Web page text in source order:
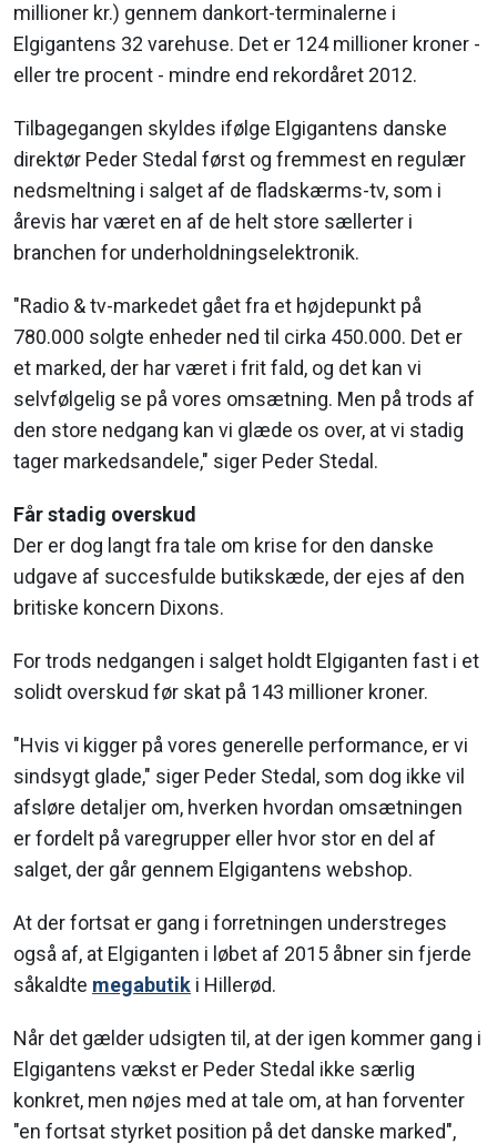
millioner kr.) gennem dankort-terminalerne i
Elgigantens 32 varehuse. Det er 124 millioner kroner -
eller tre procent - mindre end rekordåret 2012.
Tilbagegangen skyldes ifølge Elgigantens danske
direktør Peder Stedal først og fremmest en regulær
nedsmeltning i salget af de fladskærms-tv, som i
årevis har været en af de helt store sællerter i
branchen for underholdningselektronik.
"Radio & tv-markedet gået fra et højdepunkt på
780.000 solgte enheder ned til cirka 450.000. Det er
et marked, der har været i frit fald, og det kan vi
selvfølgelig se på vores omsætning. Men på trods af
den store nedgang kan vi glæde os over, at vi stadig
tager markedsandele," siger Peder Stedal.
Får stadig overskud
Der er dog langt fra tale om krise for den danske
udgave af succesfulde butikskæde, der ejes af den
britiske koncern Dixons.
For trods nedgangen i salget holdt Elgiganten fast i et
solidt overskud før skat på 143 millioner kroner.
"Hvis vi kigger på vores generelle performance, er vi
sindsygt glade," siger Peder Stedal, som dog ikke vil
afsløre detaljer om, hverken hvordan omsætningen
er fordelt på varegrupper eller hvor stor en del af
salget, der går gennem Elgigantens webshop.
At der fortsat er gang i forretningen understreges
også af, at Elgiganten i løbet af 2015 åbner sin fjerde
såkaldte megabutik i Hillerød.
Når det gælder udsigten til, at der igen kommer gang i
Elgigantens vækst er Peder Stedal ikke særlig
konkret, men nøjes med at tale om, at han forventer
"en fortsat styrket position på det danske marked",